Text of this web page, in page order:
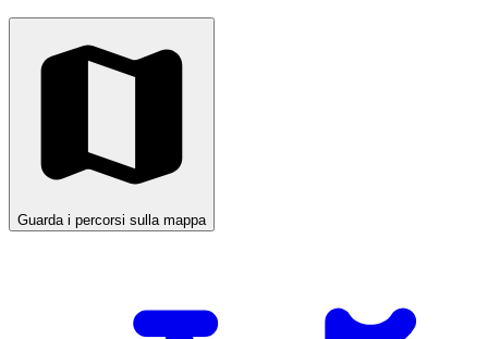
Guarda i percorsi sulla mappa